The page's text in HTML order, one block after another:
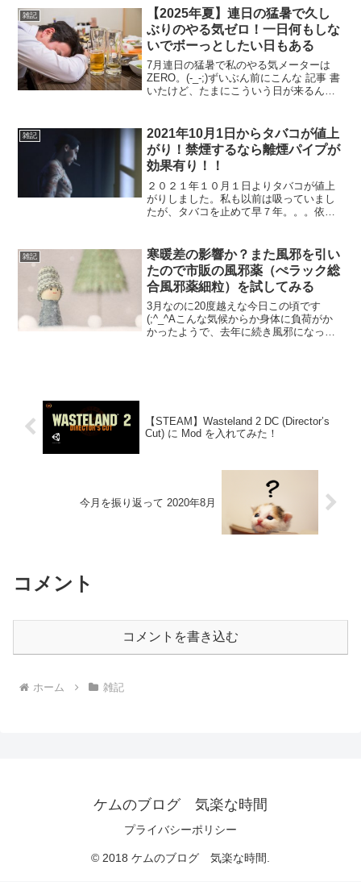
てみると。。。自動音声にて「4つ...
雑記
【2025年夏】連日の猛暑で久し
ぶりのやる気ゼロ！一日何もしな
いでボーっとしたい日もある
7月連日の猛暑で私のやる気メーターは
ZERO。(-_-;)ずいぶん前にこんな 記事 書
いたけど、たまにこういう日が来るんで
´Д｀) 外出で気分転換と行きたいけど、
外...
雑記
2021年10月1日からタバコが値上
がり！禁煙するなら離煙パイプが
効果有り！！
２０２１年１０月１日よりタバコが値上
がりしました。私も以前は吸っていまし
たが、タバコを止めて早７年。。。依然
人的に効果があったのはコレ！こちらは
一日毎に決まったパイプを...
雑記
寒暖差の影響か？また風邪を引い
たので市販の風邪薬（ぺラック総
合風邪薬細粒）を試してみる
3月なのに20度越えな今日この頃です
(;^_^Aこんな気候からか身体に負荷がか
かったようで、去年に続き風邪になって
【STEAM】Wasteland 2 DC (Director’s
Cut) に Mod を入れてみた！
今月を振り返って 2020年8月
コメント
コメントを書き込む
ホーム 雑記
ケムのブログ 気楽な時間
プライバシーポリシー
© 2018 ケムのブログ 気楽な時間.